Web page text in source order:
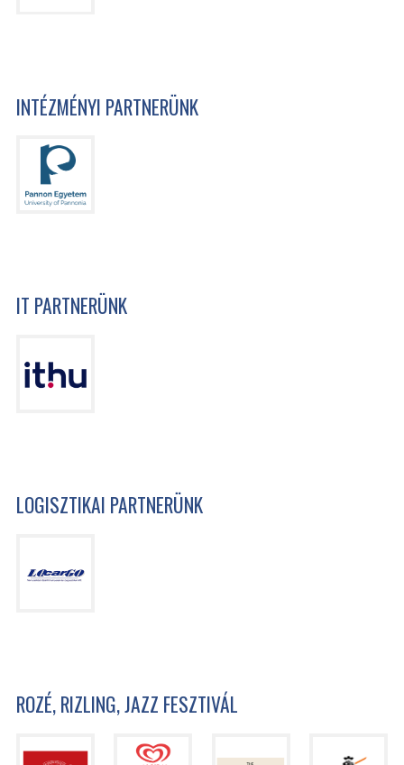
INTÉZMÉNYI PARTNERÜNK
IT PARTNERÜNK
LOGISZTIKAI PARTNERÜNK
ROZÉ, RIZLING, JAZZ FESZTIVÁL